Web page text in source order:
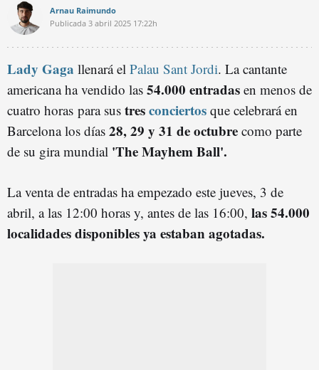
Arnau Raimundo
Publicada 3 abril 2025 17:22h
Lady Gaga llenará el Palau Sant Jordi. La cantante
americana ha vendido las 54.000 entradas en menos de
cuatro horas para sus tresconciertos que celebrará en
Barcelona los días 28, 29 y 31 de octubre como parte
de su gira mundial 'The Mayhem Ball'.
La venta de entradas ha empezado este jueves, 3 de
abril, a las 12:00 horas y, antes de las 16:00, las 54.000
localidades disponibles ya estaban agotadas.